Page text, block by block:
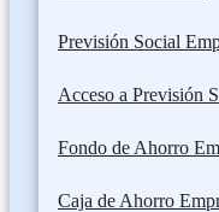
Previsión Social
Acceso a Previsión
Fondo de Ahorro
Caja de Ahorro